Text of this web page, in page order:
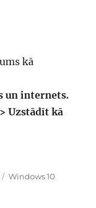
kā
un internets.
Uzstādīt kā
Birkas
Windows 10